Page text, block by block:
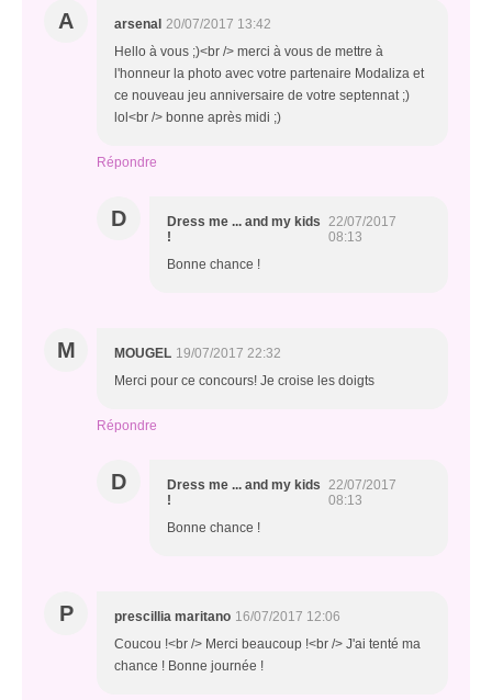
A arsenal 20/07/2017 13:42
Hello à vous ;)<br /> merci à vous de mettre à
l'honneur la photo avec votre partenaire Modaliza et
ce nouveau jeu anniversaire de votre septennat ;)
lol<br /> bonne après midi ;)
Répondre
D
Dress me ... and my kids
!
22/07/2017
08:13
Bonne chance !
M MOUGEL 19/07/2017 22:32
Merci pour ce concours! Je croise les doigts
Répondre
D
Dress me ... and my kids
!
22/07/2017
08:13
Bonne chance !
P prescillia maritano 16/07/2017 12:06
Coucou !<br /> Merci beaucoup !<br /> J'ai tenté ma
chance ! Bonne journée !